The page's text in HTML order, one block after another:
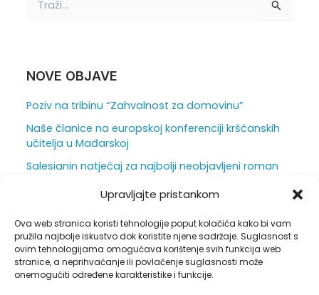
Upravljajte pristankom
Ova web stranica koristi tehnologije poput kolačića kako bi vam
pružila najbolje iskustvo dok koristite njene sadržaje. Suglasnost s
ovim tehnologijama omogućava korištenje svih funkcija web
stranice, a neprihvaćanje ili povlačenje suglasnosti može
onemogućiti određene karakteristike i funkcije.
:NOVE OBJAVE
Poziv na tribinu “Zahvalnost za domovinu”
Naše članice na europskoj konferenciji kršćanskih
učitelja u Mađarskoj
Salesianin natječaj za najbolji neobjavljeni roman
Ljepota i težina škole iz vizure ravnatelja
Duhovna obnova u sjeni hrastova